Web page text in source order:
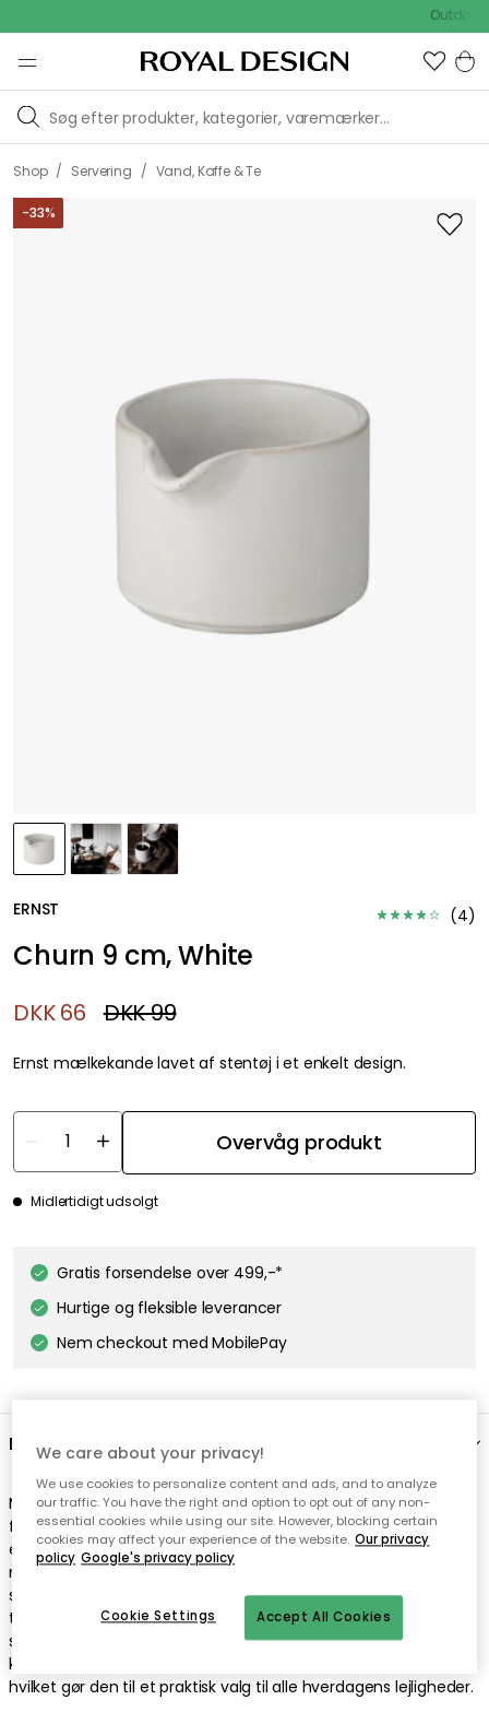
Outdoor Sale
Shop / Servering / Vand, Kaffe & Te
-33%
ERNST (4)
Churn 9 cm, White
DKK 66 DKK 99
Ernst mælkekande lavet af stentøj i et enkelt design.
Overvåg produkt
Midlertidigt udsolgt
Gratis forsendelse over 499,-*
Hurtige og fleksible leverancer
Nem checkout med MobilePay
Beskrivelse
Mælkekanden fra ERNST er den perfekte blanding af
funktionalitet og elegant design, hvilket gør den til et must i
ethvert hjem. Med sine 9 cm er den passende til at servere
mælk til kaffen eller teen, men den fungerer lige så godt til at
servere saucer eller fløde ved middagsbordet. det stilrene og
tidløse design gør, at den passer ind i alle køkkener og
spisestuer, uanset indretning. Mælkekanden er lavet af høje
kvalitetmateriale, der både er holdbart og let at rengøre,
hvilket gør den til et praktisk valg til alle hverdagens lejligheder.
We care about your privacy!
We use cookies to personalize content and ads, and to analyze
our traffic. You have the right and option to opt out of any non-
essential cookies while using our site. However, blocking certain
cookies may affect your experience of the website. Our privacy
policy Google's privacy policy
Accept All Cookies
Cookie Settings